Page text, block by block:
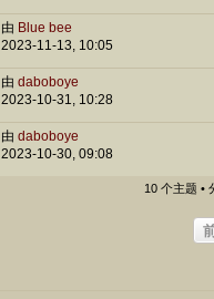
由 Blue bee
2023-11-13, 10:05
由 daboboye
2023-10-31, 10:28
由 daboboye
2023-10-30, 09:08
10 个主题 •